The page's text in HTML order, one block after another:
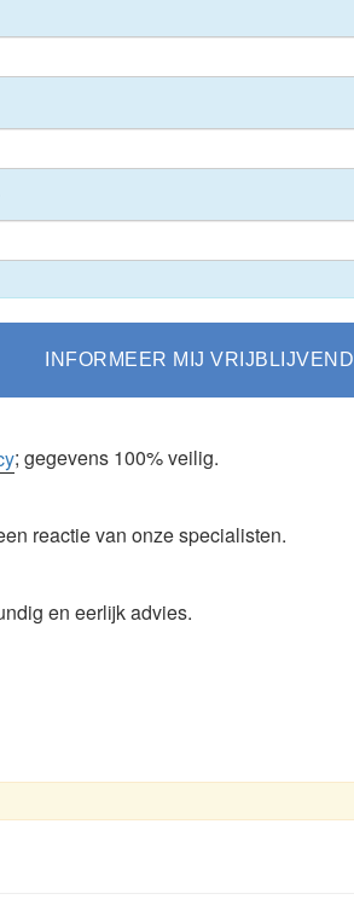
; gegevens 100% veilig.
reactie van onze specialisten.
en eerlijk advies.